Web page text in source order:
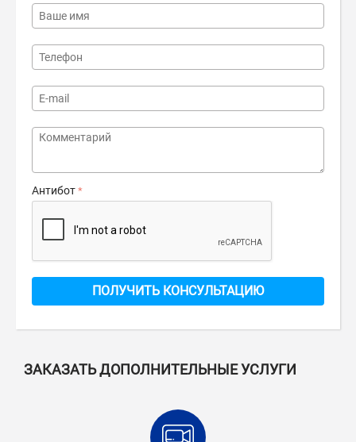
Антибот
ПОЛУЧИТЬ КОНСУЛЬТАЦИЮ
ЗАКАЗАТЬ ДОПОЛНИТЕЛЬНЫЕ УСЛУГИ